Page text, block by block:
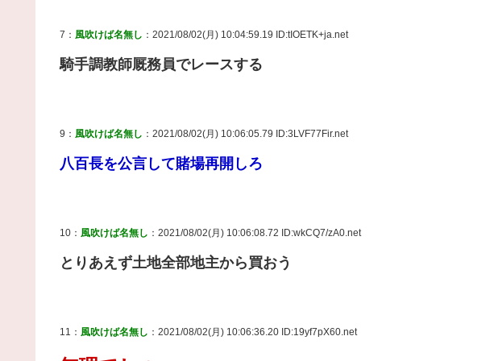
7： 風吹けば名無し ：2021/08/02(月) 10:04:59.19 ID:tIOETK+ja.net
騎手調教師厩務員でレースする
9： 風吹けば名無し ：2021/08/02(月) 10:06:05.79 ID:3LVF77Fir.net
八百長を公言して賭場再開しろ
10： 風吹けば名無し ：2021/08/02(月) 10:06:08.72 ID:wkCQ7/zA0.net
とりあえず土地全部地主から買おう
11： 風吹けば名無し ：2021/08/02(月) 10:06:36.20 ID:19yf7pX60.net